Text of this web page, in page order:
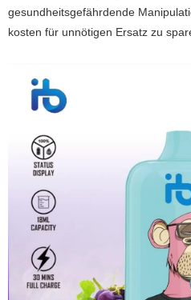
gesundheitsgefährdende
kosten für unnötigen Ersatz zu